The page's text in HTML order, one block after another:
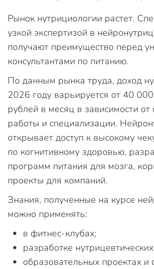
Рынок нутрициологии растет.
узкой экспертизой в
получают преимущество перед
консультантами по питанию.
По данным рынка труда, доход
2026 году варьируется от 40
рублей в месяц в зависимости
работы и специализации.
открывает доступ к высокому
по когнитивному здоровью,
программ питания для мозга,
проекты для компаний.
Знания, полученные на курсе
можно применять:
в фитнес-клубах;
разработке
образовательных проектах и